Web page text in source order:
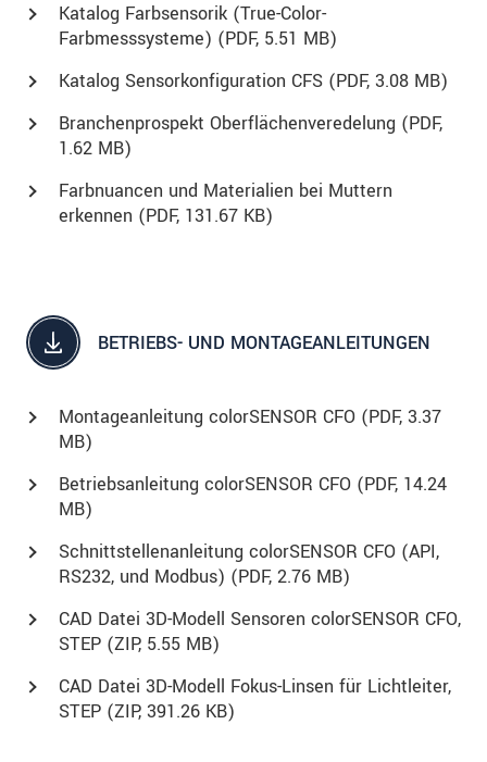
Katalog Farbsensorik (True-Color-
Farbmesssysteme) (PDF, 5.51 MB)
Katalog Sensorkonfiguration CFS (PDF, 3.08 MB)
Branchenprospekt Oberflächenveredelung (PDF,
1.62 MB)
Farbnuancen und Materialien bei Muttern
erkennen (PDF, 131.67 KB)
BETRIEBS- UND MONTAGEANLEITUNGEN
Montageanleitung colorSENSOR CFO (PDF, 3.37
MB)
Betriebsanleitung colorSENSOR CFO (PDF, 14.24
MB)
Schnittstellenanleitung colorSENSOR CFO (API,
RS232, und Modbus) (PDF, 2.76 MB)
CAD Datei 3D-Modell Sensoren colorSENSOR CFO,
STEP (ZIP, 5.55 MB)
CAD Datei 3D-Modell Fokus-Linsen für Lichtleiter,
STEP (ZIP, 391.26 KB)